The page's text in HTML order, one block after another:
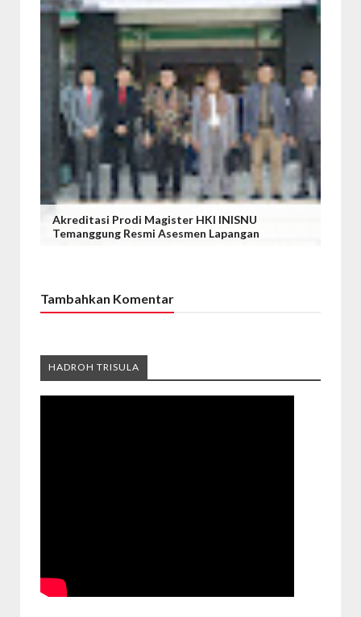
Akreditasi Prodi Magister HKI INISNU
Temanggung Resmi Asesmen Lapangan
Tambahkan Komentar
HADROH TRISULA